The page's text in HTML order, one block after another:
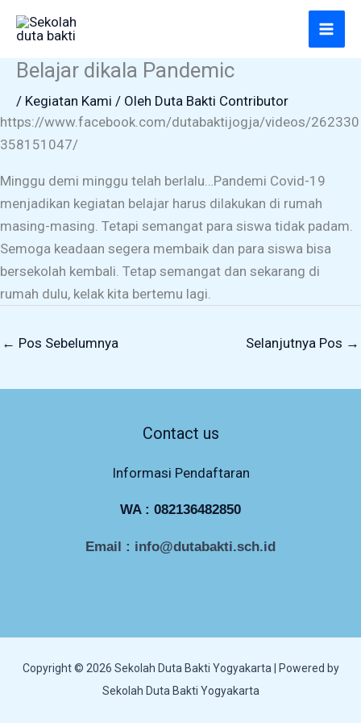
konten
Belajar dikala Pandemic
/ Kegiatan Kami / Oleh Duta Bakti Contributor
https://www.facebook.com/dutabaktijogja/videos/262330
358151047/
Minggu demi minggu telah berlalu…Pandemi Covid-19
menjadikan kegiatan belajar harus dilakukan di rumah
masing-masing. Tetapi semangat para siswa tidak padam.
Semoga keadaan segera membaik dan para siswa bisa
bersekolah kembali. Tetap semangat dan sekarang di
rumah dulu, kelak kita bertemu lagi.
← Pos Sebelumnya Selanjutnya Pos →
Contact us
Informasi Pendaftaran
WA : 082136482850
Email : info@dutabakti.sch.id
Copyright © 2026 Sekolah Duta Bakti Yogyakarta | Powered by
Sekolah Duta Bakti Yogyakarta